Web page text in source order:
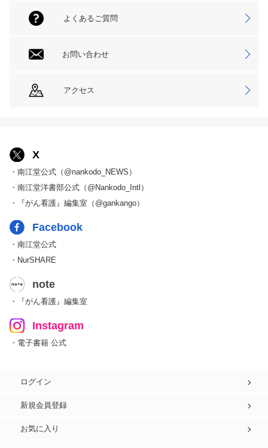
よくあるご質問
お問い合わせ
アクセス
X
・南江堂公式（@nankodo_NEWS）
・南江堂洋書部公式（@Nankodo_Intl）
・『がん看護』編集室（@gankango）
Facebook
・南江堂公式
・NurSHARE
note
・『がん看護』編集室
Instagram
・電子書籍 公式
ログイン
新規会員登録
お気に入り